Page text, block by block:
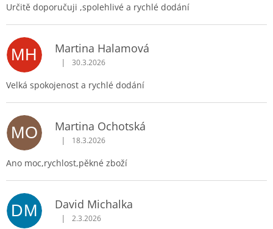
Určitě doporučuji ,spolehlivé a rychlé dodání
MH Martina Halamová
Hodnocení obchodu je 5 z 5 hvězdiček.
| 30.3.2026
Velká spokojenost a rychlé dodání
MO Martina Ochotská
Hodnocení obchodu je 5 z 5 hvězdiček.
| 18.3.2026
Ano moc,rychlost,pěkné zboží
DM David Michalka
Hodnocení obchodu je 5 z 5 hvězdiček.
| 2.3.2026